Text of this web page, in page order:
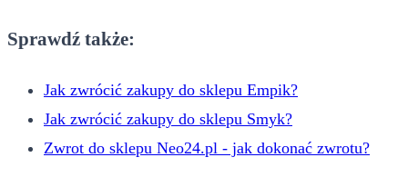
Sprawdź także:
Jak zwrócić zakupy do sklepu Empik?
Jak zwrócić zakupy do sklepu Smyk?
Zwrot do sklepu Neo24.pl - jak dokonać zwrotu?